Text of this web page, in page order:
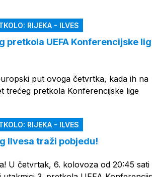
RIJEKA - ILVES
pretkola UEFA Konferencijske
put ovoga četvrtka, kada ih na
trećeg pretkola Konferencijske lige
RIJEKA - ILVES
Ilvesa traži pobjedu!
U četvrtak, 6. kolovoza od 20:45 sati